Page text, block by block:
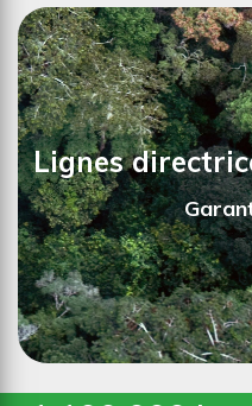
Nous garantissons
toujours sur les trois
assurant une
Ici en savoir plus sur
Lignes